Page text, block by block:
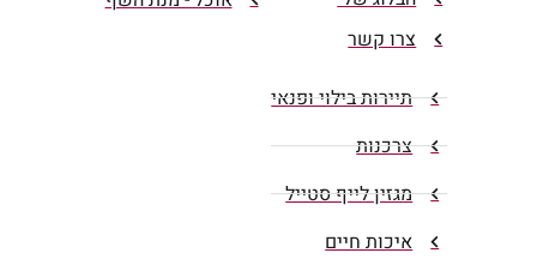
צרו קשר
תיירות בילוי ופנאי
צרכנות
מגזין לייף סטייל
איכות חיים